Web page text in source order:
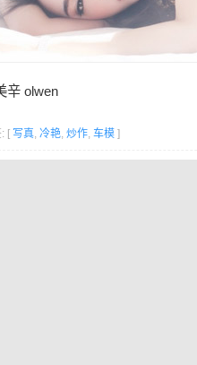
辛 olwen
[ 写真, 冷艳, 炒作, 车模 ]